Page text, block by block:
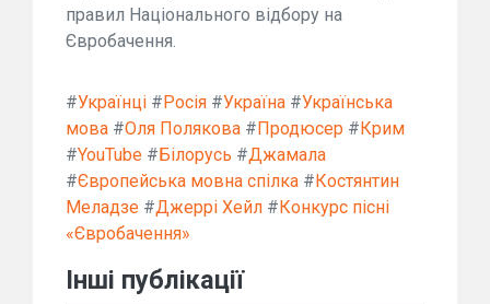
правил Національного відбору на
Євробачення.
#Українці #Росія #Україна #Українська
мова #Оля Полякова #Продюсер #Крим
#YouTube #Білорусь #Джамала
#Європейська мовна спілка #Костянтин
Меладзе #Джеррі Хейл #Конкурс пісні
«Євробачення»
Інші публікації